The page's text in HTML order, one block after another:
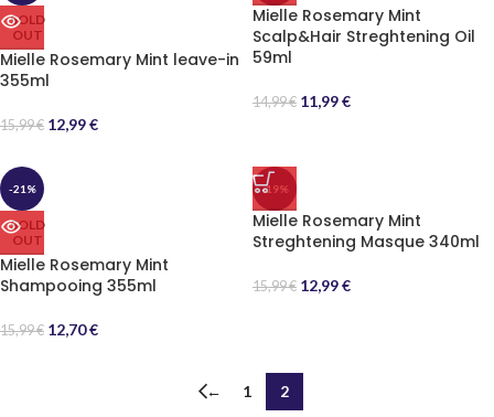
SOLD
OUT
Mielle Rosemary Mint leave-in
355ml
15,99€ 12,99€
Mielle Rosemary Mint
Scalp&Hair Streghtening Oil
59ml
14,99€ 11,99€
-21%
SOLD
OUT
Mielle Rosemary Mint
Shampooing 355ml
15,99€ 12,70€
-19%
Mielle Rosemary Mint
Streghtening Masque 340ml
15,99€ 12,99€
← 1 2